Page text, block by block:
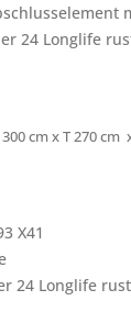
24 Longlife
300 cm x T 270 cm
X41
24 Longlife